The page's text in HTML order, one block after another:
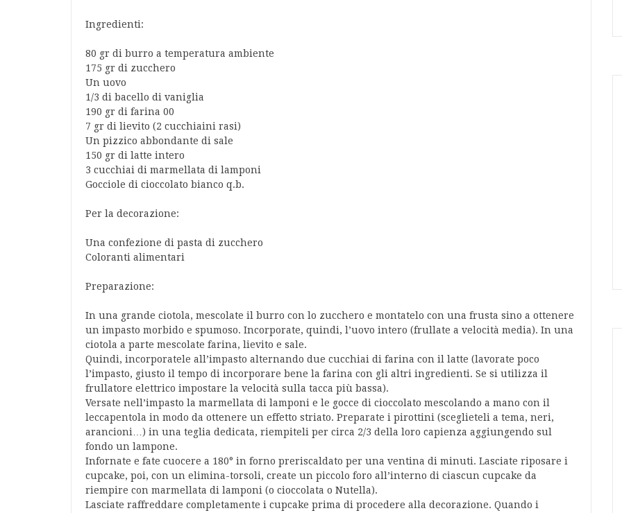
Ingredienti:
80 gr di burro a temperatura ambiente
175 gr di zucchero
Un uovo
1/3 di bacello di vaniglia
190 gr di farina 00
7 gr di lievito (2 cucchiaini rasi)
Un pizzico abbondante di sale
150 gr di latte intero
3 cucchiai di marmellata di lamponi
Gocciole di cioccolato bianco q.b.
Per la decorazione:
Una confezione di pasta di zucchero
Coloranti alimentari
Preparazione:
In una grande ciotola, mescolate il burro con lo zucchero e montatelo con una frusta sino a ottenere
un impasto morbido e spumoso. Incorporate, quindi, l’uovo intero (frullate a velocità media). In una
ciotola a parte mescolate farina, lievito e sale.
Quindi, incorporatele all’impasto alternando due cucchiai di farina con il latte (lavorate poco
l’impasto, giusto il tempo di incorporare bene la farina con gli altri ingredienti. Se si utilizza il
frullatore elettrico impostare la velocità sulla tacca più bassa).
Versate nell’impasto la marmellata di lamponi e le gocce di cioccolato mescolando a mano con il
leccapentola in modo da ottenere un effetto striato. Preparate i pirottini (sceglieteli a tema, neri,
arancioni…) in una teglia dedicata, riempiteli per circa 2/3 della loro capienza aggiungendo sul
fondo un lampone.
Infornate e fate cuocere a 180° in forno preriscaldato per una ventina di minuti. Lasciate riposare i
cupcake, poi, con un elimina-torsoli, create un piccolo foro all’interno di ciascun cupcake da
riempire con marmellata di lamponi (o cioccolata o Nutella).
Lasciate raffreddare completamente i cupcake prima di procedere alla decorazione. Quando i